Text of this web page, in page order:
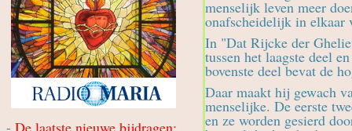
- De laatste nieuwe bijdragen:
menselijk leven meer
onafscheidelijk in elkaar
In "Dat Rijcke der
tussen het laagste deel
bovenste deel bevat de
Daar maakt hij gewach
menselijke. De eerste
en ze worden gesierd